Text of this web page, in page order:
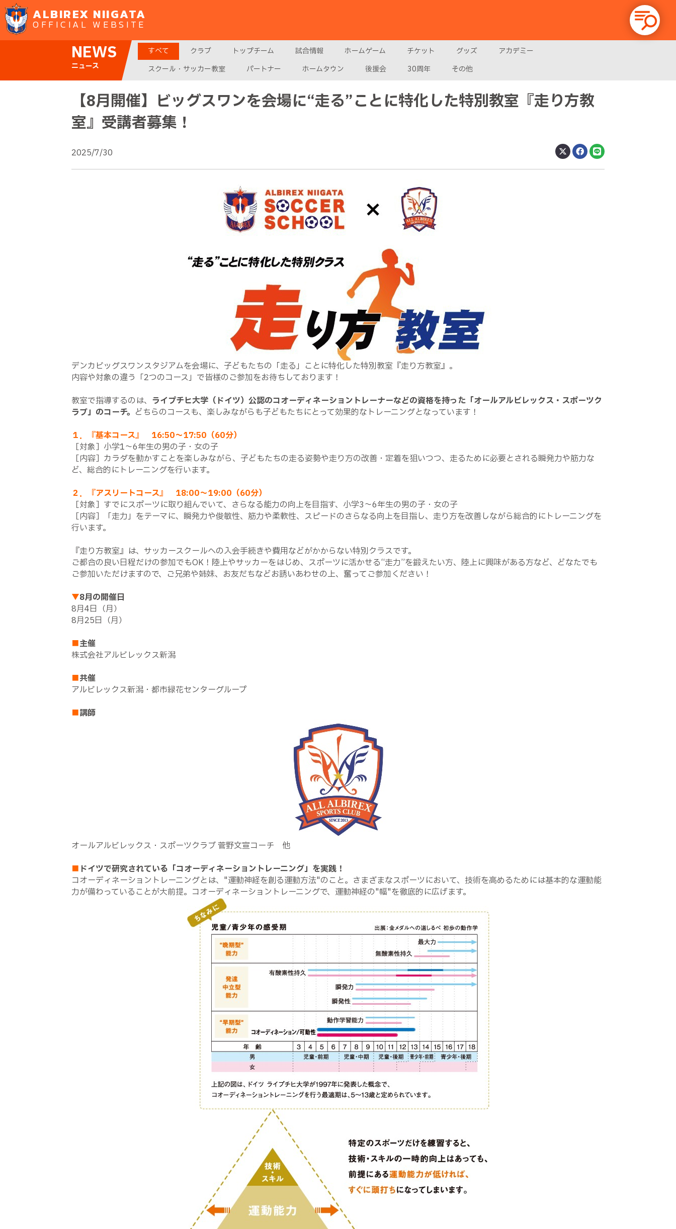
ALBIREX NIIGATA
OFFICIAL WEBSITE
NEWS
ニュース
すべて クラブ トップチーム 試合情報 ホームゲーム チケット グッズ
アカデミー
スクール・サッカー教室
パートナー ホームタウン 後援会 30周年 その他
【8月開催】ビッグスワンを会場に“走る”ことに特化した特別教室『走り方教
室』受講者募集！
2025/7/30
デンカビッグスワンスタジアムを会場に、子どもたちの「走る」ことに特化した特別教室『走り方教室』。
内容や対象の違う「2つのコース」で皆様のご参加をお待ちしております！
教室で指導するのは、 ライプチヒ大学（ドイツ）公認のコオーディネーショントレーナーなどの資格を持った「オールアルビレックス・スポーツク
ラブ」のコーチ。 どちらのコースも、楽しみながらも子どもたちにとって効果的なトレーニングとなっています！
１．『基本コース』 16:50～17:50（60分）
［対象］小学1～6年生の男の子・女の子
［内容］カラダを動かすことを楽しみながら、子どもたちの走る姿勢や走り方の改善・定着を狙いつつ、走るために必要とされる瞬発力や筋力な
ど、総合的にトレーニングを行います。
２．『アスリートコース』 18:00～19:00（60分）
［対象］すでにスポーツに取り組んでいて、さらなる能力の向上を目指す、小学3～6年生の男の子・女の子
［内容］「走力」をテーマに、瞬発力や俊敏性、筋力や柔軟性、スピードのさらなる向上を目指し、走り方を改善しながら総合的にトレーニングを
行います。
『走り方教室』は、サッカースクールへの入会手続きや費用などがかからない特別クラスです。
ご都合の良い日程だけの参加でもOK！陸上やサッカーをはじめ、スポーツに活かせる“走力”を鍛えたい方、陸上に興味がある方など、どなたでも
ご参加いただけますので、ご兄弟や姉妹、お友だちなどお誘いあわせの上、奮ってご参加ください！
▼8月の開催日
8月4日（月）
8月25日（月）
■主催
株式会社アルビレックス新潟
■共催
アルビレックス新潟・都市緑花センターグループ
■講師
オールアルビレックス・スポーツクラブ 菅野文宣コーチ 他
■ ドイツで研究されている「コオーディネーショントレーニング」を実践！
コオーディネーショントレーニングとは、"運動神経を創る運動方法"のこと。さまざまなスポーツにおいて、技術を高めるためには基本的な運動能
力が備わっていることが大前提。コオーディネーショントレーニングで、運動神経の"幅"を徹底的に広げます。